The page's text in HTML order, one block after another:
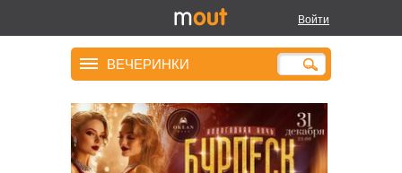
Войти
ВЕЧЕРИНКИ